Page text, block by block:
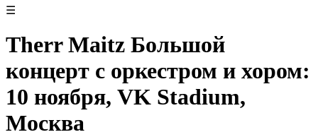
☰
Therr Maitz Большой
концерт c оркестром и хором:
10 ноября, VK Stadium,
Москва